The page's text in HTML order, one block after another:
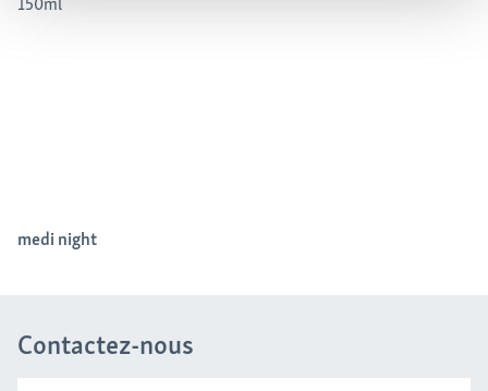
medi night
Contactez-nous